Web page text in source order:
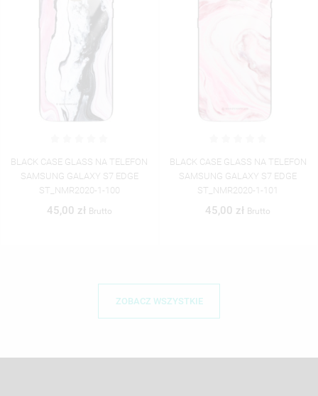
BLACK CASE GLASS NA TELEFON
SAMSUNG GALAXY S7 EDGE
ST_NMR2020-1-101
45,00 zł Brutto
BLACK CASE GLASS NA TELEFON
SAMSUNG GALAXY S7 EDGE
ST_NMR2020-1-102
45,00 zł Brutto
ZOBACZ WSZYSTKIE